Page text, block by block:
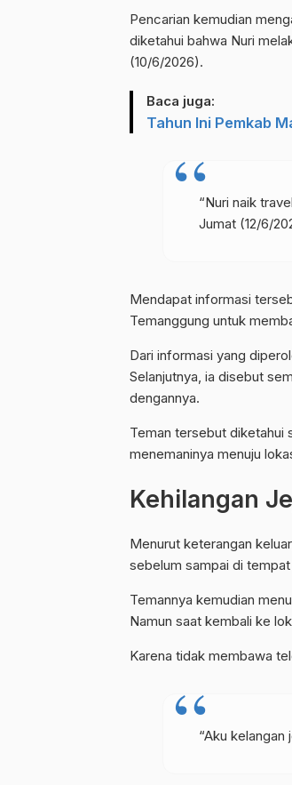
Pencarian kemudian
diketahui bahwa Nuri
(10/6/2026).
Baca juga:
Tahun Ini Pemkab
“Nuri naik
Jumat (12/6/
Mendapat informasi
Temanggung untuk
Dari informasi yang
Selanjutnya, ia disebut
dengannya.
Teman tersebut diketahui
menemaninya menuju
Kehilangan
Menurut keterangan
sebelum sampai di tempat
Temannya kemudian
Namun saat kembali ke
Karena tidak membawa
“Aku kelangan